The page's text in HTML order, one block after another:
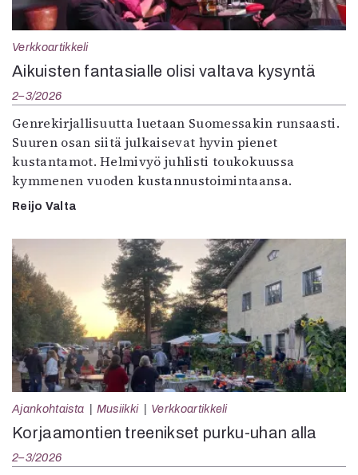
Verkkoartikkeli
Aikuisten fantasialle olisi valtava kysyntä
2–3/2026
Genrekirjallisuutta luetaan Suomessakin runsaasti.
Suuren osan siitä julkaisevat hyvin pienet
kustantamot. Helmivyö juhlisti toukokuussa
kymmenen vuoden kustannustoimintaansa.
Reijo Valta
Ajankohtaista Musiikki Verkkoartikkeli
Korjaamontien treenikset purku-uhan alla
2–3/2026